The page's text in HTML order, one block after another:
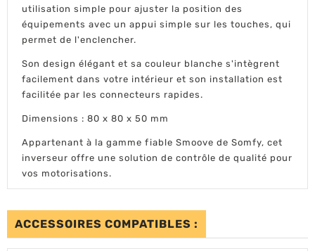
utilisation simple pour ajuster la position des
équipements avec un appui simple sur les touches, qui
permet de l'enclencher.
Son design élégant et sa couleur blanche s'intègrent
facilement dans votre intérieur et son installation est
facilitée par les connecteurs rapides.
Dimensions : 80 x 80 x 50 mm
Appartenant à la gamme fiable Smoove de Somfy, cet
inverseur offre une solution de contrôle de qualité pour
vos motorisations.
ACCESSOIRES COMPATIBLES :